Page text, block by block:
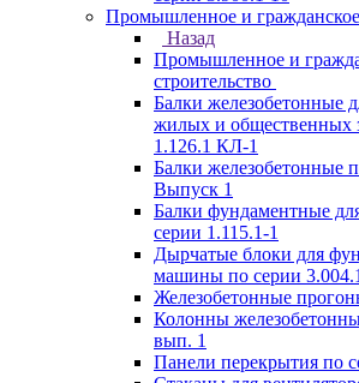
Промышленное и гражданское
Назад
Промышленное и
строительство
Балки железобетонные
жилых и общественных
1.126.1 КЛ-1
Балки железобетонные
Выпуск 1
Балки фундаментные
серии 1.115.1-1
Дырчатые блоки для
машины по серии
Железобетонные
Колонны
вып. 1
Панели перекрытия по